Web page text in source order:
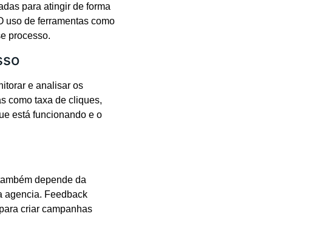
para atingir de forma
uso de ferramentas como
processo.
e analisar os
como taxa de cliques,
está funcionando e o
depende da
agencia. Feedback
criar campanhas